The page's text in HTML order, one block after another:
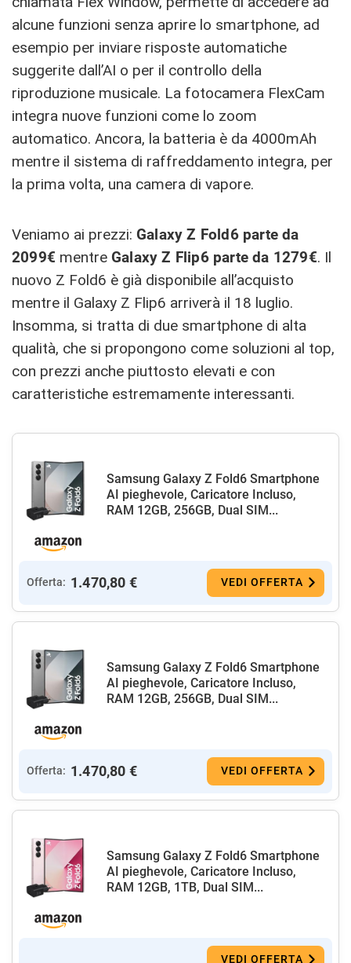
alcune funzioni senza aprire lo smartphone, ad
esempio per inviare risposte automatiche
suggerite dall’AI o per il controllo della
riproduzione musicale. La fotocamera FlexCam
integra nuove funzioni come lo zoom
automatico. Ancora, la batteria è da 4000mAh
mentre il sistema di raffreddamento integra, per
la prima volta, una camera di vapore.
Veniamo ai prezzi: Galaxy Z Fold6 parte da
2099€ mentre Galaxy Z Flip6 parte da 1279€. Il
nuovo Z Fold6 è già disponibile all’acquisto
mentre il Galaxy Z Flip6 arriverà il 18 luglio.
Insomma, si tratta di due smartphone di alta
qualità, che si propongono come soluzioni al top,
con prezzi anche piuttosto elevati e con
caratteristiche estremamente interessanti.
Samsung Galaxy Z Fold6 Smartphone
AI pieghevole, Caricatore Incluso,
RAM 12GB, 256GB, Dual SIM...
Offerta: 1.470,80 € VEDI OFFERTA
Samsung Galaxy Z Fold6 Smartphone
AI pieghevole, Caricatore Incluso,
RAM 12GB, 256GB, Dual SIM...
Offerta: 1.470,80 € VEDI OFFERTA
Samsung Galaxy Z Fold6 Smartphone
AI pieghevole, Caricatore Incluso,
RAM 12GB, 1TB, Dual SIM...
VEDI OFFERTA